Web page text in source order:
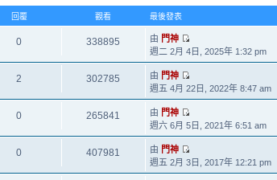
回覆 觀看 最後發表
0 338895 由 門神
週二 2月 4日, 2025年 1:32 pm
2 302785 由 門神
週五 4月 22日, 2022年 8:47 am
0 265841 由 門神
週六 6月 5日, 2021年 6:51 am
0 407981 由 門神
週五 2月 3日, 2017年 12:21 pm